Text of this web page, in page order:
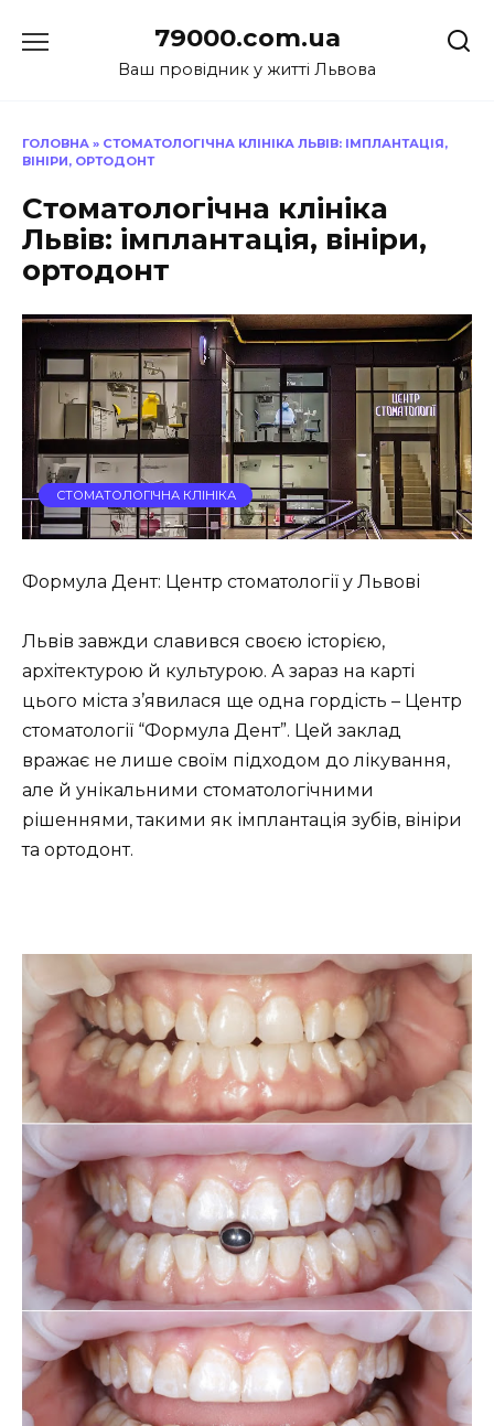
до
79000.com.ua
Ваш провідник у житті Львова
ГОЛОВНА » СТОМАТОЛОГІЧНА КЛІНІКА ЛЬВІВ: ІМПЛАНТАЦІЯ,
ВІНІРИ, ОРТОДОНТ
Стоматологічна клініка
Львів: імплантація, вініри,
ортодонт
СТОМАТОЛОГІЧНА КЛІНІКА
Формула Дент: Центр стоматології у Львові
Львів завжди славився своєю історією,
архітектурою й культурою. А зараз на карті
цього міста з’явилася ще одна гордість – Центр
стоматології “Формула Дент”. Цей заклад
вражає не лише своїм підходом до лікування,
але й унікальними стоматологічними
рішеннями, такими як імплантація зубів, вініри
та ортодонт.